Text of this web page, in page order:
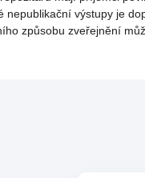
nepublikační výstupy je
způsobu zveřejnění